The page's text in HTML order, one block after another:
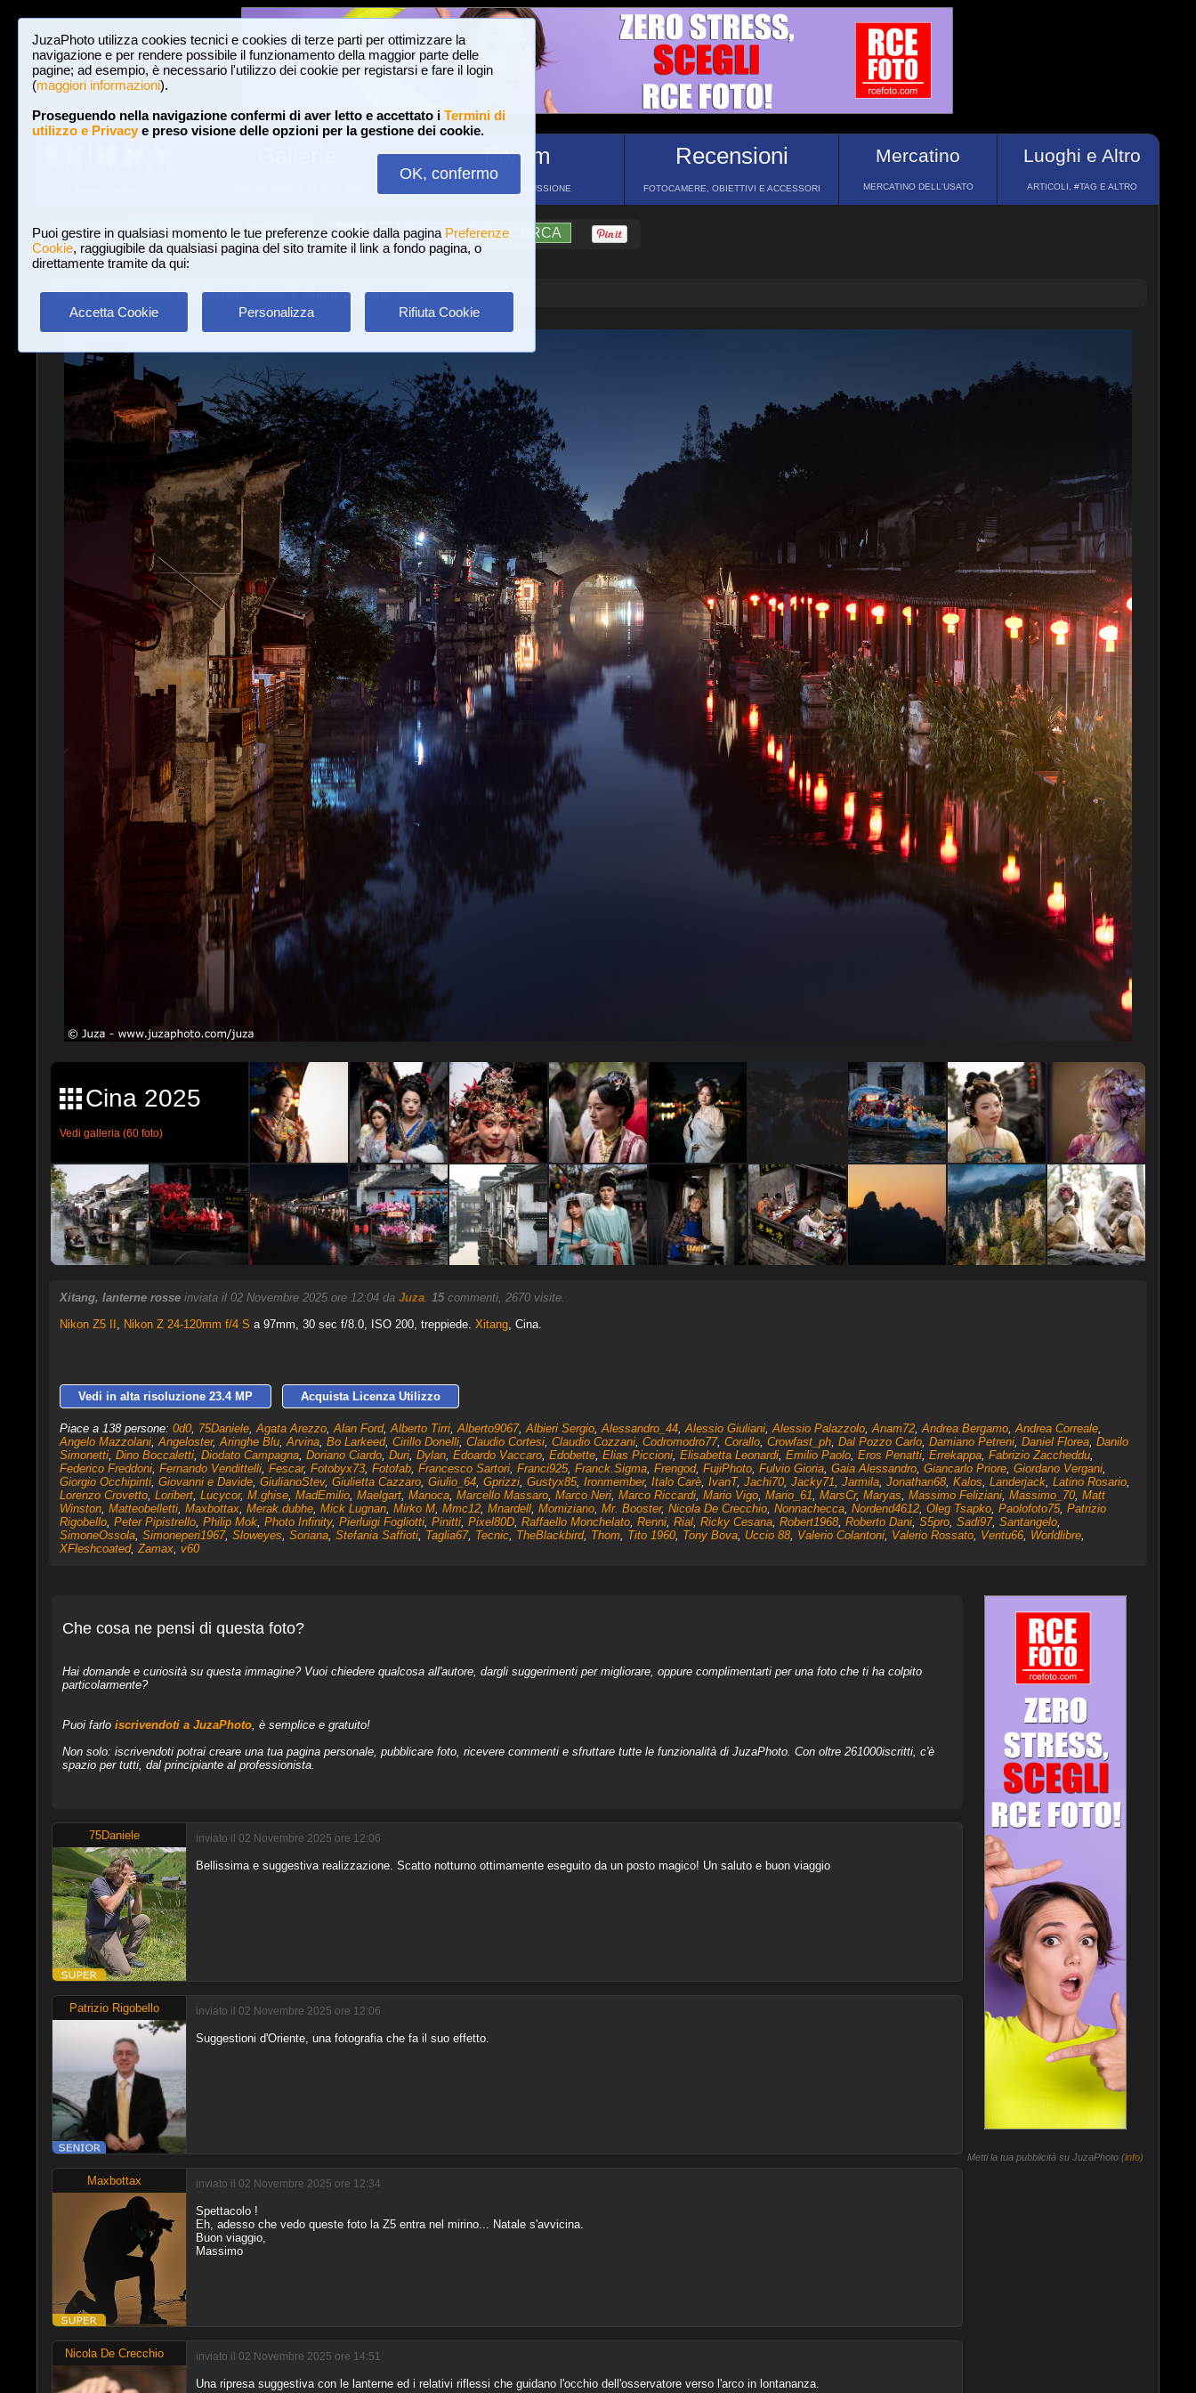
JuzaPhoto utilizza cookies tecnici e cookies di terze parti per ottimizzare la
navigazione e per rendere possibile il funzionamento della maggior parte delle
pagine; ad esempio, è necessario l'utilizzo dei cookie per registarsi e fare il login
(maggiori informazioni).
Proseguendo nella navigazione confermi di aver letto e accettato i Termini di
utilizzo e Privacye preso visione delle opzioni per la gestione dei cookie.
OK, confermo
Puoi gestire in qualsiasi momento le tue preferenze cookie dalla pagina Preferenze
Cookie, raggiugibile da qualsiasi pagina del sito tramite il link a fondo pagina, o
direttamente tramite da qui:
Accetta Cookie Personalizza Rifiuta Cookie
Forum
FORUM DI DISCUSSIONE
Recensioni
FOTOCAMERE, OBIETTIVI E ACCESSORI
Mercatino
MERCATINO DELL'USATO
Luoghi e Altro
ARTICOLI, #TAG E ALTRO
Login Iscriviti a JuzaPhoto! A A ?AIUTO RICERCA
Gallerie»Paesaggio con elementi umani» Xitang, lanterne rosse
Cina 2025
Vedi galleria (60 foto)
Xitang, lanterne rosse inviata il 02 Novembre 2025 ore 12:04 da Juza. 15commenti, 2670 visite.
Nikon Z5 II , Nikon Z 24-120mm f/4 S a 97mm, 30 sec f/8.0, ISO 200, treppiede. Xitang, Cina.
Vedi in alta risoluzione 23.4 MP Acquista Licenza Utilizzo
Piace a 138 persone: 0d0, 75Daniele,Agata Arezzo,Alan Ford,Alberto Tirri,Alberto9067,Albieri Sergio,Alessandro_44,Alessio Giuliani,Alessio Palazzolo,Anam72,Andrea Bergamo,Andrea Correale,
Angelo Mazzolani,Angeloster,Aringhe Blu,Arvina, Bo Larkeed, Cirillo Donelli, Claudio Cortesi, Claudio Cozzani, Codromodro77, Corallo, Crowfast_ph, Dal Pozzo Carlo, Damiano Petreni, Daniel Florea, Danilo
Simonetti, Dino Boccaletti, Diodato Campagna, Doriano Ciardo, Duri, Dylan, Edoardo Vaccaro, Edobette, Elias Piccioni, Elisabetta Leonardi, Emilio Paolo, Eros Penatti, Errekappa, Fabrizio Zaccheddu,
Federico Freddoni, Fernando Vendittelli, Fescar, Fotobyx73, Fotofab, Francesco Sartori, Franci925, Franck.Sigma, Frengod, FujiPhoto, Fulvio Gioria, Gaia Alessandro, Giancarlo Priore, Giordano Vergani,
Giorgio Occhipinti, Giovanni e Davide, GiulianoStev, Giulietta Cazzaro, Giulio_64, Gprizzi, Gustyx85, Ironmember, Italo Carè, IvanT, Jachi70, Jacky71, Jarmila, Jonathan68, Kalos, Landerjack, Latino Rosario,
Lorenzo Crovetto, Loribert, Lucycor, M.ghise, MadEmilio, Maelgart, Manoca, Marcello Massaro, Marco Neri, Marco Riccardi, Mario Vigo, Mario_61, MarsCr, Maryas, Massimo Feliziani, Massimo_70, Matt
Winston, Matteobelletti, Maxbottax, Merak.dubhe, Mick Lugnan, Mirko M, Mmc12, Mnardell, Momiziano, Mr. Booster, Nicola De Crecchio, Nonnachecca, Nordend4612, Oleg Tsapko, Paolofoto75, Patrizio
Rigobello, Peter Pipistrello, Philip Mok, Photo Infinity, Pierluigi Fogliotti, Pinitti, Pixel80D, Raffaello Monchelato, Renni, Rial, Ricky Cesana, Robert1968, Roberto Dani, S5pro, Sadi97, Santangelo,
SimoneOssola, Simoneperi1967, Sloweyes, Soriana, Stefania Saffioti, Taglia67, Tecnic, TheBlackbird, Thom, Tito 1960, Tony Bova, Uccio 88, Valerio Colantoni, Valerio Rossato, Ventu66, Worldlibre,
XFleshcoated,Zamax, v60
Che cosa ne pensi di questa foto?
Hai domande e curiosità su questa immagine? Vuoi chiedere qualcosa all'autore, dargli suggerimenti per migliorare, oppure complimentarti per una foto che ti ha colpito
particolarmente?
Puoi farlo iscrivendoti a JuzaPhoto, è semplice e gratuito!
Non solo: iscrivendoti potrai creare una tua pagina personale, pubblicare foto, ricevere commenti e sfruttare tutte le funzionalità di JuzaPhoto. Con oltre 261000iscritti, c'è
spazio per tutti, dal principiante al professionista.
75Daniele inviato il 02 Novembre 2025 ore 12:06
Bellissima e suggestiva realizzazione. Scatto notturno ottimamente eseguito da un posto magico! Un saluto e buon viaggio
Patrizio Rigobello inviato il 02 Novembre 2025 ore 12:06
Suggestioni d'Oriente, una fotografia che fa il suo effetto.
Maxbottax inviato il 02 Novembre 2025 ore 12:34
Spettacolo !
Eh, adesso che vedo queste foto la Z5 entra nel mirino... Natale s'avvicina.
Buon viaggio,
Massimo
Nicola De Crecchio inviato il 02 Novembre 2025 ore 14:51
Una ripresa suggestiva con le lanterne ed i relativi riflessi che guidano l'occhio dell'osservatore verso l'arco in lontananza.
Metti la tua pubblicità su JuzaPhoto (info)